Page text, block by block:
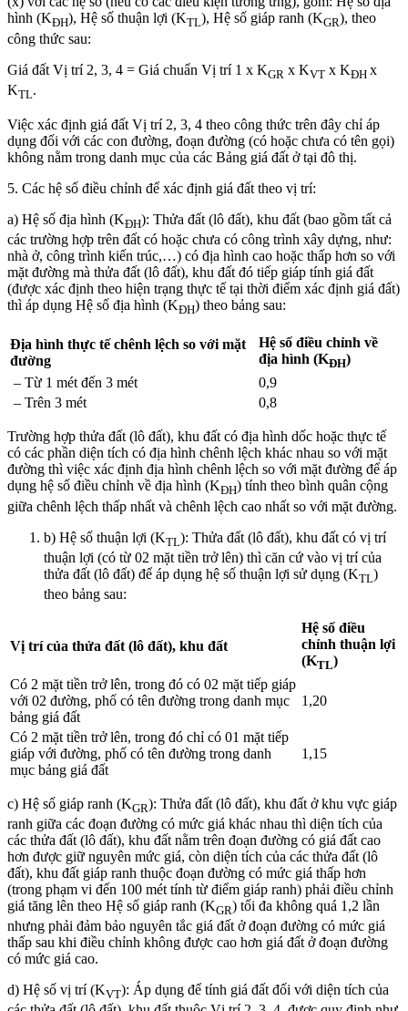
hình (KĐH), Hệ số thuận lợi (KTL), Hệ số giáp ranh (KGR), theo
công thức sau:
Giá đất Vị trí 2, 3, 4 = Giá chuẩn Vị trí 1 x KGR x KVT x KĐH x
KTL.
Việc xác định giá đất Vị trí 2, 3, 4 theo công thức trên đây chỉ áp
dụng đối với các con đường, đoạn đường (có hoặc chưa có tên gọi)
không nằm trong danh mục của các Bảng giá đất ở tại đô thị.
5. Các hệ số điều chỉnh để xác định giá đất theo vị trí:
a) Hệ số địa hình (KĐH): Thửa đất (lô đất), khu đất (bao gồm tất cả
các trường hợp trên đất có hoặc chưa có công trình xây dựng, như:
nhà ở, công trình kiến trúc,…) có địa hình cao hoặc thấp hơn so với
mặt đường mà thửa đất (lô đất), khu đất đó tiếp giáp tính giá đất
(được xác định theo hiện trạng thực tế tại thời điểm xác định giá đất)
thì áp dụng Hệ số địa hình (KĐH) theo bảng sau:
Địa hình thực tế chênh lệch so với mặt
đường
Hệ số điều chỉnh về
địa hình (KĐH)
– Từ 1 mét đến 3 mét
0,9
– Trên 3 mét
0,8
Trường hợp thửa đất (lô đất), khu đất có địa hình dốc hoặc thực tế
có các phần diện tích có địa hình chênh lệch khác nhau so với mặt
đường thì việc xác định địa hình chênh lệch so với mặt đường để áp
dụng hệ số điều chỉnh về địa hình (KĐH) tính theo bình quân cộng
giữa chênh lệch thấp nhất và chênh lệch cao nhất so với mặt đường.
b) Hệ số thuận lợi (KTL): Thửa đất (lô đất), khu đất có vị trí
thuận lợi (có từ 02 mặt tiền trở lên) thì căn cứ vào vị trí của
thửa đất (lô đất) để áp dụng hệ số thuận lợi sử dụng (KTL)
theo bảng sau:
Vị trí của thửa đất (lô đất), khu đất
Hệ số điều
chỉnh thuận lợi
(KTL)
Có 2 mặt tiền trở lên, trong đó có 02 mặt tiếp giáp
với 02 đường, phố có tên đường trong danh mục
bảng giá đất
1,20
Có 2 mặt tiền trở lên, trong đó chỉ có 01 mặt tiếp
giáp với đường, phố có tên đường trong danh
mục bảng giá đất
1,15
c) Hệ số giáp ranh (KGR): Thửa đất (lô đất), khu đất ở khu vực giáp
ranh giữa các đoạn đường có mức giá khác nhau thì diện tích của
các thửa đất (lô đất), khu đất nằm trên đoạn đường có giá đất cao
hơn được giữ nguyên mức giá, còn diện tích của các thửa đất (lô
đất), khu đất giáp ranh thuộc đoạn đường có mức giá thấp hơn
(trong phạm vi đến 100 mét tính từ điểm giáp ranh) phải điều chỉnh
giá tăng lên theo Hệ số giáp ranh (KGR) tối đa không quá 1,2 lần
nhưng phải đảm bảo nguyên tắc giá đất ở đoạn đường có mức giá
thấp sau khi điều chỉnh không được cao hơn giá đất ở đoạn đường
có mức giá cao.
d) Hệ số vị trí (KVT): Áp dụng để tính giá đất đối với diện tích của